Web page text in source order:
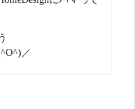
ら
／